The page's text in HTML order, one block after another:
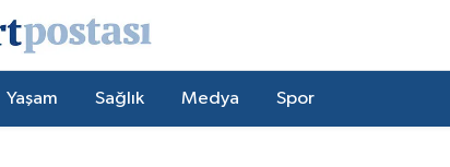
Yaşam Sağlık Medya Spor